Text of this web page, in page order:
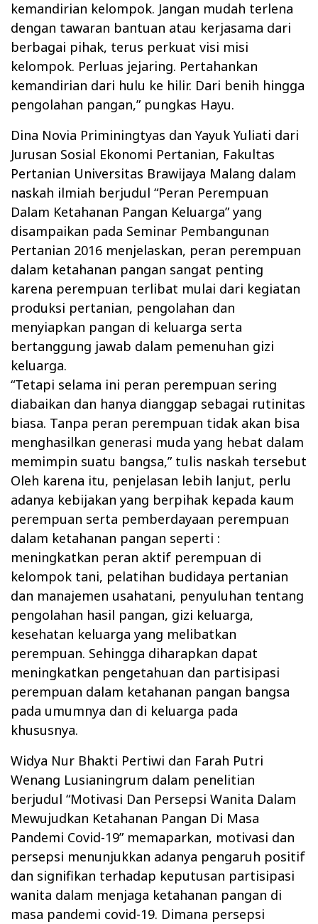
kemandirian kelompok. Jangan mudah terlena
dengan tawaran bantuan atau kerjasama dari
berbagai pihak, terus perkuat visi misi
kelompok. Perluas jejaring. Pertahankan
kemandirian dari hulu ke hilir. Dari benih hingga
pengolahan pangan,” pungkas Hayu.
Dina Novia Priminingtyas dan Yayuk Yuliati dari
Jurusan Sosial Ekonomi Pertanian, Fakultas
Pertanian Universitas Brawijaya Malang dalam
naskah ilmiah berjudul “Peran Perempuan
Dalam Ketahanan Pangan Keluarga” yang
disampaikan pada Seminar Pembangunan
Pertanian 2016 menjelaskan, peran perempuan
dalam ketahanan pangan sangat penting
karena perempuan terlibat mulai dari kegiatan
produksi pertanian, pengolahan dan
menyiapkan pangan di keluarga serta
bertanggung jawab dalam pemenuhan gizi
keluarga.
“Tetapi selama ini peran perempuan sering
diabaikan dan hanya dianggap sebagai rutinitas
biasa. Tanpa peran perempuan tidak akan bisa
menghasilkan generasi muda yang hebat dalam
memimpin suatu bangsa,” tulis naskah tersebut
Oleh karena itu, penjelasan lebih lanjut, perlu
adanya kebijakan yang berpihak kepada kaum
perempuan serta pemberdayaan perempuan
dalam ketahanan pangan seperti :
meningkatkan peran aktif perempuan di
kelompok tani, pelatihan budidaya pertanian
dan manajemen usahatani, penyuluhan tentang
pengolahan hasil pangan, gizi keluarga,
kesehatan keluarga yang melibatkan
perempuan. Sehingga diharapkan dapat
meningkatkan pengetahuan dan partisipasi
perempuan dalam ketahanan pangan bangsa
pada umumnya dan di keluarga pada
khususnya.
Widya Nur Bhakti Pertiwi dan Farah Putri
Wenang Lusianingrum dalam penelitian
berjudul “Motivasi Dan Persepsi Wanita Dalam
Mewujudkan Ketahanan Pangan Di Masa
Pandemi Covid-19” memaparkan, motivasi dan
persepsi menunjukkan adanya pengaruh positif
dan signifikan terhadap keputusan partisipasi
wanita dalam menjaga ketahanan pangan di
masa pandemi covid-19. Dimana persepsi